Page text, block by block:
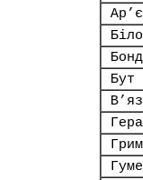
Бут